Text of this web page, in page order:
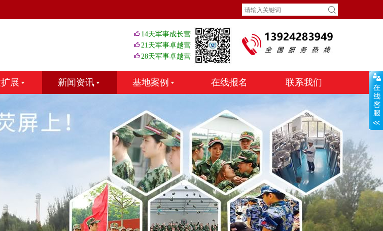
14天军事成长营
21天军事卓越营
28天军事卓越营
展 新闻资讯 基地案例 在线报名 联系我们